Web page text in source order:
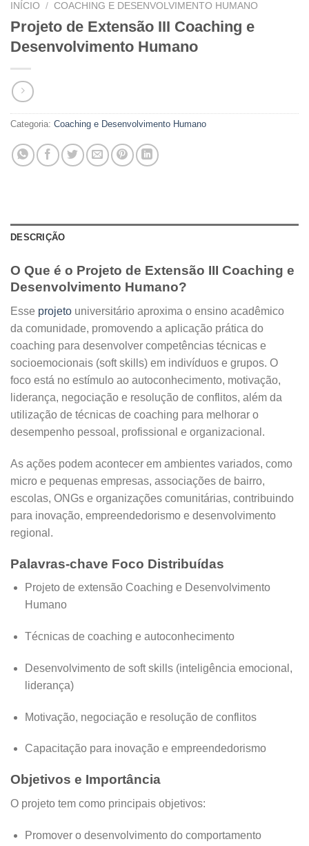
INÍCIO / COACHING E DESENVOLVIMENTO HUMANO
Projeto de Extensão III Coaching e
Desenvolvimento Humano
Categoria: Coaching e Desenvolvimento Humano
DESCRIÇÃO
O Que é o Projeto de Extensão III Coaching e
Desenvolvimento Humano?
Esse projeto universitário aproxima o ensino acadêmico
da comunidade, promovendo a aplicação prática do
coaching para desenvolver competências técnicas e
socioemocionais (soft skills) em indivíduos e grupos. O
foco está no estímulo ao autoconhecimento, motivação,
liderança, negociação e resolução de conflitos, além da
utilização de técnicas de coaching para melhorar o
desempenho pessoal, profissional e organizacional.
As ações podem acontecer em ambientes variados, como
micro e pequenas empresas, associações de bairro,
escolas, ONGs e organizações comunitárias, contribuindo
para inovação, empreendedorismo e desenvolvimento
regional.
Palavras-chave Foco Distribuídas
Projeto de extensão Coaching e Desenvolvimento
Humano
Técnicas de coaching e autoconhecimento
Desenvolvimento de soft skills (inteligência emocional,
liderança)
Motivação, negociação e resolução de conflitos
Capacitação para inovação e empreendedorismo
Objetivos e Importância
O projeto tem como principais objetivos:
Promover o desenvolvimento do comportamento